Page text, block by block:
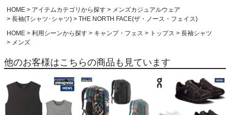
HOME
アイテムカテゴリから探す
メンズカジュアルウェア
長袖(Tシャツ･シャツ)
THE NORTH FACE(ザ・ノース・フェイス)
HOME
利用シーンから探す キャンプ・フェス トップス
長袖シャツ
メンズ
他のお客様はこちらの商品も見ています